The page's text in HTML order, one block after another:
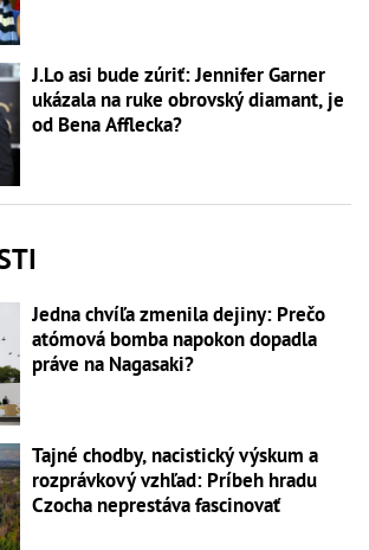
J.Lo asi bude zúriť: Jennifer Garner
ukázala na ruke obrovský diamant, je
od Bena Afflecka?
Jedna chvíľa zmenila dejiny: Prečo
atómová bomba napokon dopadla
práve na Nagasaki?
Tajné chodby, nacistický výskum a
rozprávkový vzhľad: Príbeh hradu
Czocha neprestáva fascinovať